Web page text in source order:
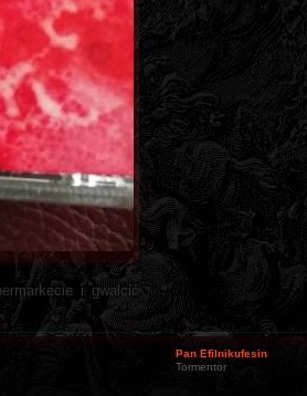
i gwałcić
Pan Efilnikufesin
Tormentor